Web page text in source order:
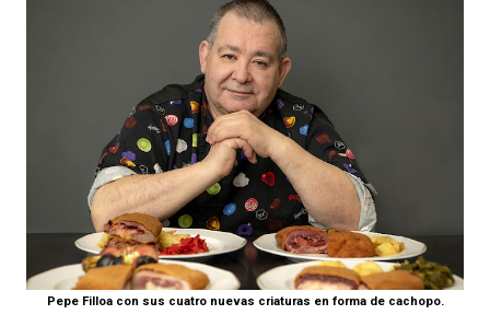
Pepe Filloa con sus cuatro nuevas criaturas en forma de cachopo.